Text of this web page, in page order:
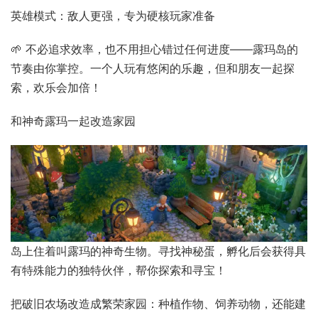
英雄模式：敌人更强，专为硬核玩家准备
🌱 不必追求效率，也不用担心错过任何进度——露玛岛的
节奏由你掌控。一个人玩有悠闲的乐趣，但和朋友一起探
索，欢乐会加倍！
和神奇露玛一起改造家园
岛上住着叫露玛的神奇生物。寻找神秘蛋，孵化后会获得具
有特殊能力的独特伙伴，帮你探索和寻宝！
把破旧农场改造成繁荣家园：种植作物、饲养动物，还能建